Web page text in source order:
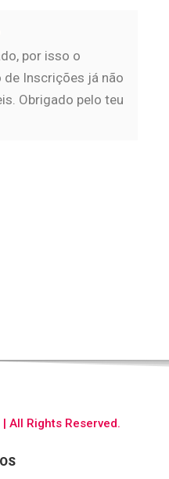
por isso o
de Inscrições já não
Obrigado pelo teu
All Rights Reserved.